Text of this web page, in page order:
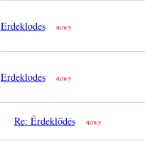
Erdeklodes nowy
Erdeklodes nowy
Re: Érdeklődés nowy